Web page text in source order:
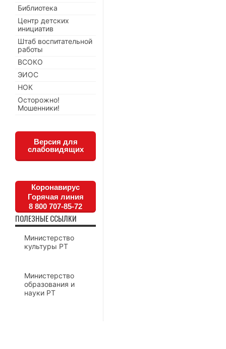
Библиотека
Центр детских
инициатив
Штаб воспитательной
работы
ВСОКО
ЭИОС
НОК
Осторожно!
Мошенники!
Версия для
слабовидящих
Коронавирус
Горячая линия
8 800 707-85-72
ПОЛЕЗНЫЕ ССЫЛКИ
Министерство
культуры РТ
Министерство
образования и
науки РТ